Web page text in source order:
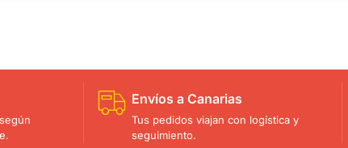
Envíos a Canarias
Tus pedidos viajan con logística y
seguimiento.